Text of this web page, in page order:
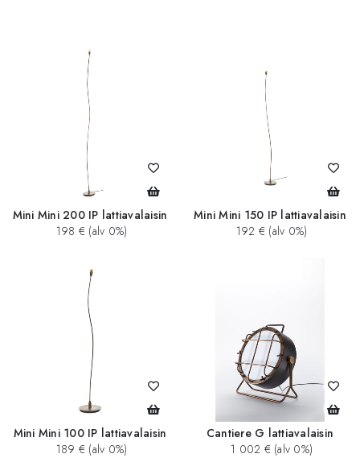
Mini Mini 200 IP lattiavalaisin
198 € (alv 0%)
Mini Mini 150 IP lattiavalaisin
192 € (alv 0%)
Mini Mini 100 IP lattiavalaisin
189 € (alv 0%)
Cantiere G lattiavalaisin
1 002 € (alv 0%)